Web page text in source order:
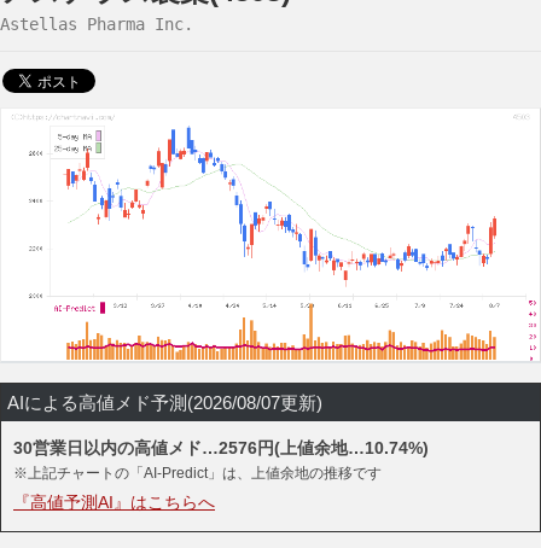
Astellas Pharma Inc.
AIによる高値メド予測(2026/08/07更新)
30営業日以内の高値メド…2576円(上値余地…10.74%)
※上記チャートの「AI-Predict」は、上値余地の推移です
『高値予測AI』はこちらへ